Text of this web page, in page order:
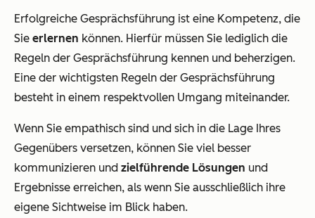
Erfolgreiche Gesprächsführung ist eine Kompetenz, die
Sie erlernen können. Hierfür müssen Sie lediglich die
Regeln der Gesprächsführung kennen und beherzigen.
Eine der wichtigsten Regeln der Gesprächsführung
besteht in einem respektvollen Umgang miteinander.
Wenn Sie empathisch sind und sich in die Lage Ihres
Gegenübers versetzen, können Sie viel besser
kommunizieren und zielführende Lösungen und
Ergebnisse erreichen, als wenn Sie ausschließlich ihre
eigene Sichtweise im Blick haben.